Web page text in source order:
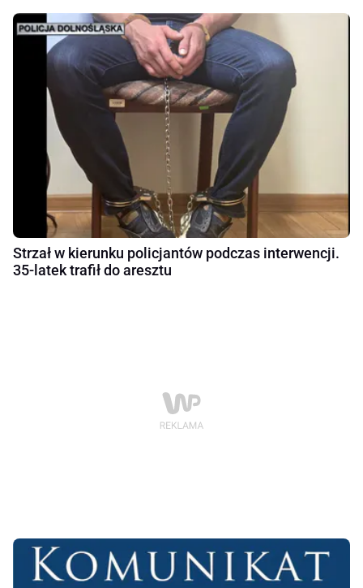
Strzał w kierunku policjantów podczas interwencji.
35-latek trafił do aresztu